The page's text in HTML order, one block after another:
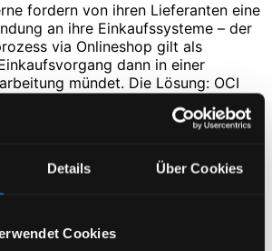
Details Über Cookies
Cookies
fordern von ihren Lieferanten eine
an ihre Einkaufssysteme – der
via Onlineshop gilt als
dann in einer
mündet. Die Lösung: OCI
Doch was bedeutet das eigentlich
TechConsult Rating!*